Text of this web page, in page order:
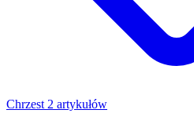
Chrzest 2 artykułów